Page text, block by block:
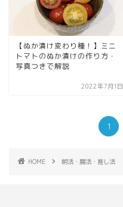
【ぬか漬け変わり種！】ミニ
トマトのぬか漬けの作り方・
写真つきで解説
2022年7月1日
1
HOME 朝活・腸活・推し活